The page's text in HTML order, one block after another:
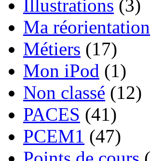
Illustrations (3)
Ma réorientation
Métiers (17)
Mon iPod (1)
Non classé (12)
PACES (41)
PCEM1 (47)